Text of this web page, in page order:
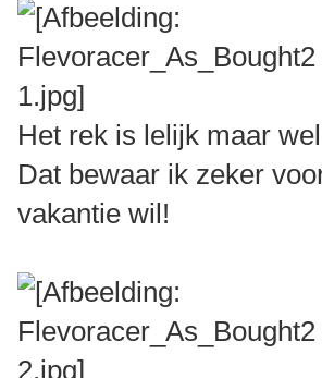
Het rek is lelijk maar
Dat bewaar ik zeker
vakantie wil!